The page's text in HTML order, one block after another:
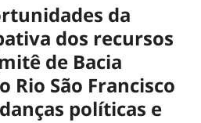
da
dos recursos
de Bacia
Rio São Francisco
políticas e